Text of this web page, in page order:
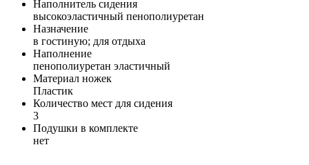
Наполнитель сидения
высокоэластичный пенополиуретан
Назначение
в гостиную; для отдыха
Наполнение
пенополиуретан эластичный
Материал ножек
Пластик
Количество мест для сидения
3
Подушки в комплекте
нет